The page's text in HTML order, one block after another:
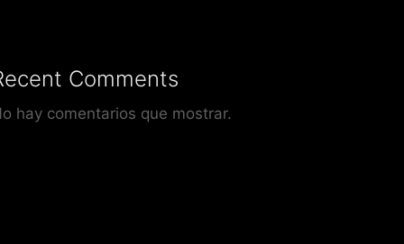
Comments
hay comentarios que mostrar.